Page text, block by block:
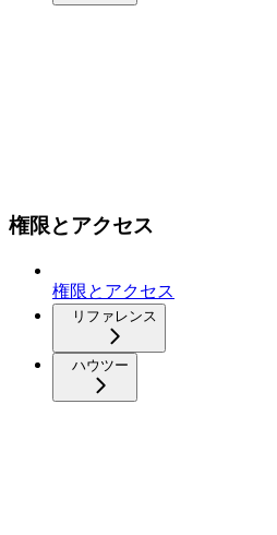
権限とアクセス
権限とアクセス
リファレンス
ハウツー